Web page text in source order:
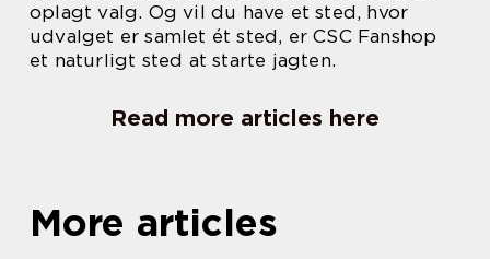
oplagt valg. Og vil du have et sted, hvor
udvalget er samlet ét sted, er CSC Fanshop
et naturligt sted at starte jagten.
Read more articles here
More articles